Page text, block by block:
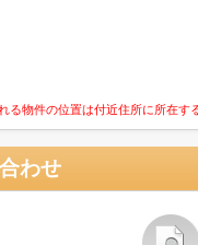
る物件の位置は付近住所に所在す
わせ